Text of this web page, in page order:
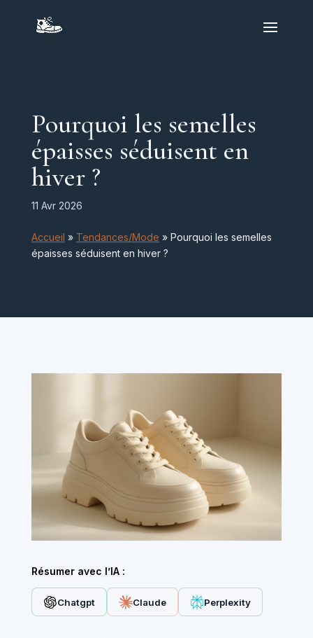
Pourquoi les semelles
épaisses séduisent en
hiver ?
11 Avr 2026
Accueil » Tendances/Mode » Pourquoi les semelles
épaisses séduisent en hiver ?
Résumer avec l’IA :
Chatgpt Claude Perplexity